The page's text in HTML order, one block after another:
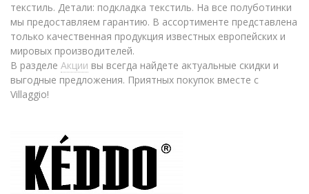
текстиль. Детали: подкладка текстиль. На все полуботинки
мы предоставляем гарантию. В ассортименте представлена
только качественная продукция известных европейских и
мировых производителей.
В разделе Акции вы всегда найдете актуальные скидки и
выгодные предложения. Приятных покупок вместе с
Villaggio!